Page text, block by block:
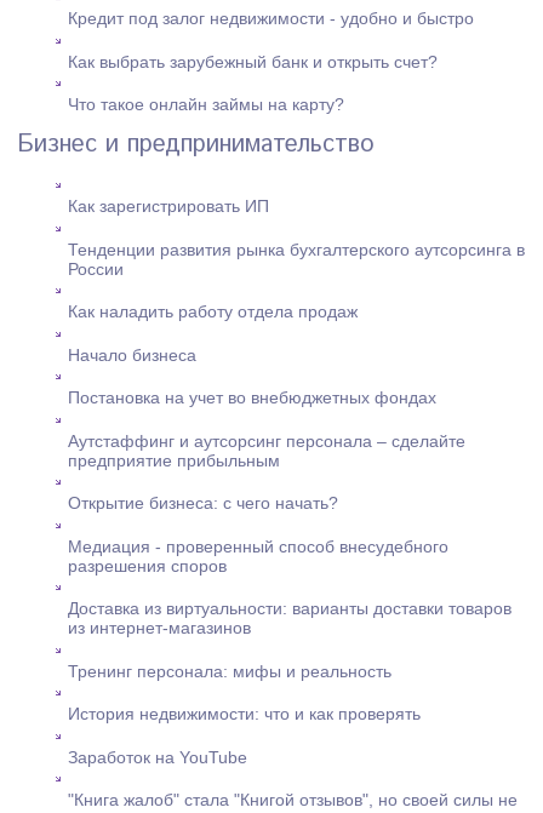
Кредит под залог недвижимости - удобно и быстро
Как выбрать зарубежный банк и открыть счет?
Что такое онлайн займы на карту?
Бизнес и предпринимательство
Как зарегистрировать ИП
Тенденции развития рынка бухгалтерского аутсорсинга в
России
Как наладить работу отдела продаж
Начало бизнеса
Постановка на учет во внебюджетных фондах
Аутстаффинг и аутсорсинг персонала – сделайте
предприятие прибыльным
Открытие бизнеса: с чего начать?
Медиация - проверенный способ внесудебного
разрешения споров
Доставка из виртуальности: варианты доставки товаров
из интернет-магазинов
Тренинг персонала: мифы и реальность
История недвижимости: что и как проверять
Заработок на YouTube
"Книга жалоб" стала "Книгой отзывов", но своей силы не